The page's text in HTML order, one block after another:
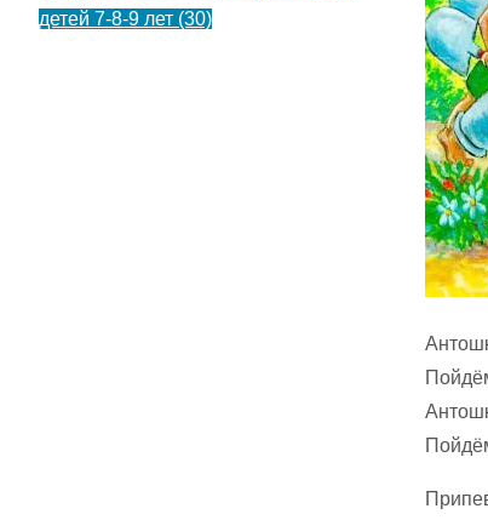
детей 7-8-9 лет (30)